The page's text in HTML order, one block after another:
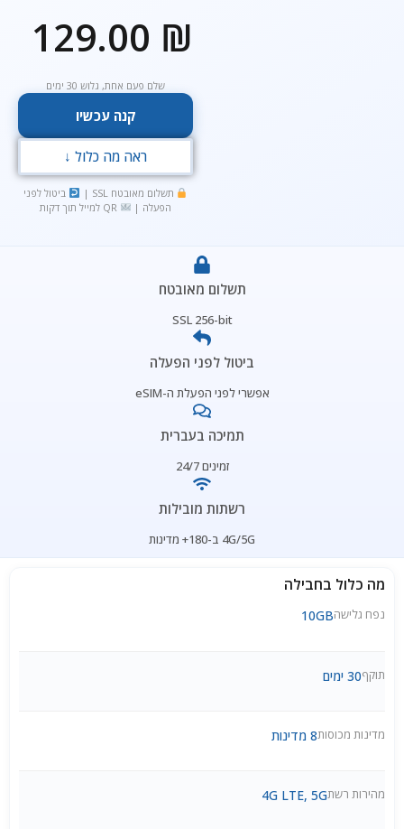
129.00 ₪
שלם פעם אחת, גלוש 30 ימים
קנה עכשיו
ראה מה כלול ↓
תשלום מאובטח SSL |
ביטול לפני
הפעלה |
תשלום מאובטח
SSL 256-bit
ביטול לפני הפעלה
אפשרי לפני הפעלת ה-eSIM
תמיכה בעברית
זמינים 24/7
רשתות מובילות
4G/5G ב-180+ מדינות
מה כלול בחבילה
נפח גלישה10GB
תוקף30 ימים
מדינות מכוסות8 מדינות
מהירות רשת4G LTE, 5G